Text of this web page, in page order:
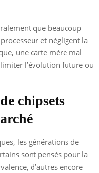
que beaucoup
et négligent la
une carte mère mal
l’évolution future ou
chipsets
les générations de
sont pensés pour la
d’autres encore